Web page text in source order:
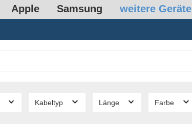
Apple Samsung weitere Geräte
Kabeltyp Länge Farbe